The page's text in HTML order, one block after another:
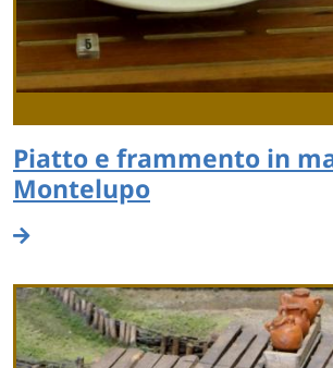
Piatto e frammento in
Montelupo